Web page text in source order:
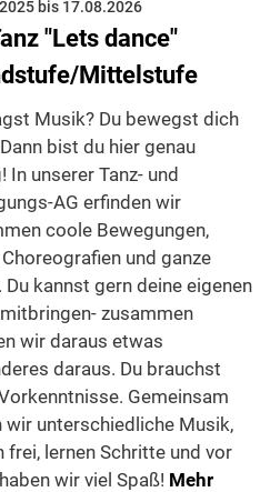
bis 17.08.2026
"Lets dance"
Mittelstufe
Musik? Du bewegst dich
bist du hier genau
In unserer Tanz- und
AG erfinden wir
coole Bewegungen,
und ganze
Du kannst gern deine eigenen
zusammen
wir daraus etwas
daraus. Du brauchst
Gemeinsam
wir unterschiedliche Musik,
frei, lernen Schritte und vor
wir viel Spaß! Mehr